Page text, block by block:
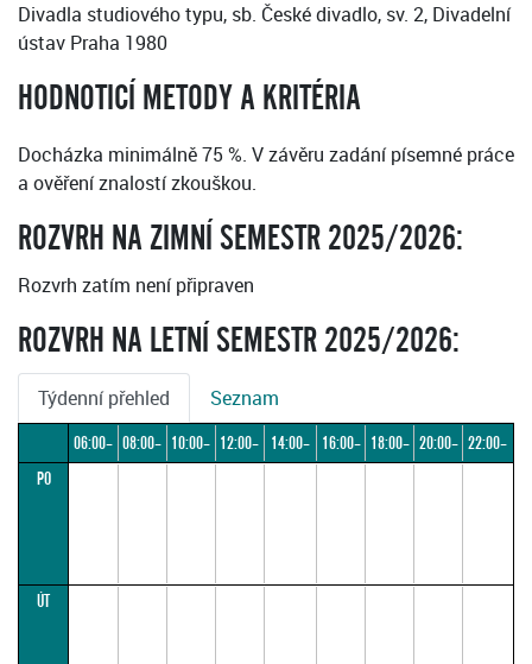
Divadla studiového typu, sb. České divadlo, sv. 2, Divadelní
ústav Praha 1980
HODNOTICÍ METODY A KRITÉRIA
Docházka minimálně 75 %. V závěru zadání písemné práce
a ověření znalostí zkouškou.
ROZVRH NA ZIMNÍ SEMESTR 2025/2026:
Rozvrh zatím není připraven
ROZVRH NA LETNÍ SEMESTR 2025/2026:
Týdenní přehled Seznam
06:00– 08:00– 10:00– 12:00–
14:00–
16:00– 18:00– 20:00– 22:00–
PO
ÚT